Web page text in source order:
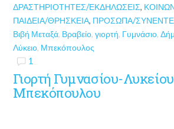
ΔΡΑΣΤΗΡΙΌΤΗΤΕΣ/ΕΚΔΗΛΏΣΕΙΣ,
ΠΑΙΔΕΊΑ/ΘΡΗΣΚΕΊΑ, ΠΡΌΣΩΠΑ/
Βιβή Μεταξά, Βραβείο,γιορτή, Γυμνάσιο,
Λύκειο, Μπεκόπουλος
1
Γιορτή Γυμνασίου-
Μπεκόπουλου